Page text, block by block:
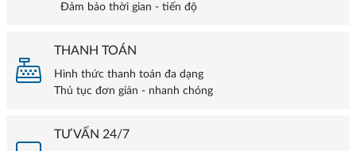
Đảm bảo thời gian - tiến độ
THANH TOÁN
Hình thức thanh toán đa dạng
Thủ tục đơn giản - nhanh chóng
TƯ VẤN 24/7